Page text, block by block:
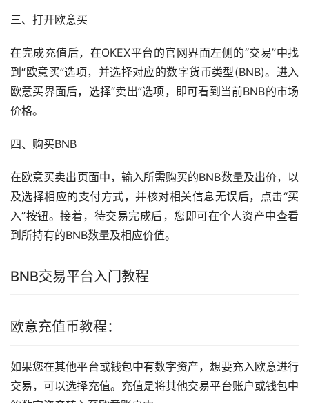
三、打开欧意买
在完成充值后，在OKEX平台的官网界面左侧的“交易”中找
到“欧意买”选项，并选择对应的数字货币类型(BNB)。进入
欧意买界面后，选择“卖出”选项，即可看到当前BNB的市场
价格。
四、购买BNB
在欧意买卖出页面中，输入所需购买的BNB数量及出价，以
及选择相应的支付方式，并核对相关信息无误后，点击“买
入”按钮。接着，待交易完成后，您即可在个人资产中查看
到所持有的BNB数量及相应价值。
BNB交易平台入门教程
欧意充值币教程：
如果您在其他平台或钱包中有数字资产，想要充入欧意进行
交易，可以选择充值。充值是将其他交易平台账户或钱包中